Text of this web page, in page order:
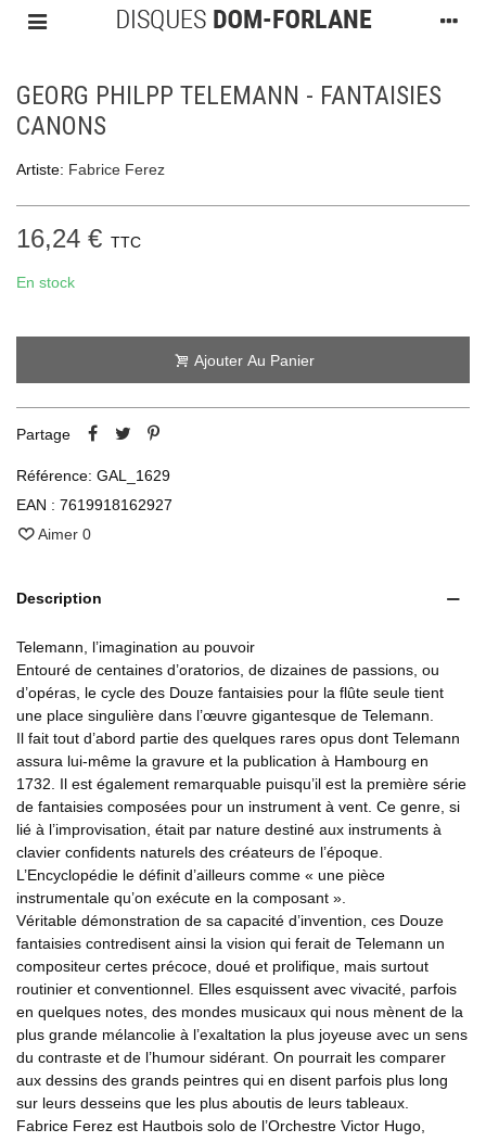
GEORG PHILPP TELEMANN - FANTAISIES
CANONS
Artiste: Fabrice Ferez
16,24 € TTC
En stock
Ajouter Au Panier
Partage
Référence: GAL_1629
EAN : 7619918162927
Aimer 0
Description
Telemann, l’imagination au pouvoir
Entouré de centaines d’oratorios, de dizaines de passions, ou
d’opéras, le cycle des Douze fantaisies pour la flûte seule tient
une place singulière dans l’œuvre gigantesque de Telemann.
Il fait tout d’abord partie des quelques rares opus dont Telemann
assura lui-même la gravure et la publication à Hambourg en
1732. Il est également remarquable puisqu’il est la première série
de fantaisies composées pour un instrument à vent. Ce genre, si
lié à l’improvisation, était par nature destiné aux instruments à
clavier confidents naturels des créateurs de l’époque.
L’Encyclopédie le définit d’ailleurs comme « une pièce
instrumentale qu’on exécute en la composant ».
Véritable démonstration de sa capacité d’invention, ces Douze
fantaisies contredisent ainsi la vision qui ferait de Telemann un
compositeur certes précoce, doué et prolifique, mais surtout
routinier et conventionnel. Elles esquissent avec vivacité, parfois
en quelques notes, des mondes musicaux qui nous mènent de la
plus grande mélancolie à l’exaltation la plus joyeuse avec un sens
du contraste et de l’humour sidérant. On pourrait les comparer
aux dessins des grands peintres qui en disent parfois plus long
sur leurs desseins que les plus aboutis de leurs tableaux.
Fabrice Ferez est Hautbois solo de l’Orchestre Victor Hugo,